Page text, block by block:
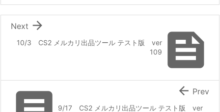

10/3 CS2 メルカリ出品ツール テスト版 ver
109

Next
9/17 CS2 メルカリ出品ツール テスト版 ver
 Prev